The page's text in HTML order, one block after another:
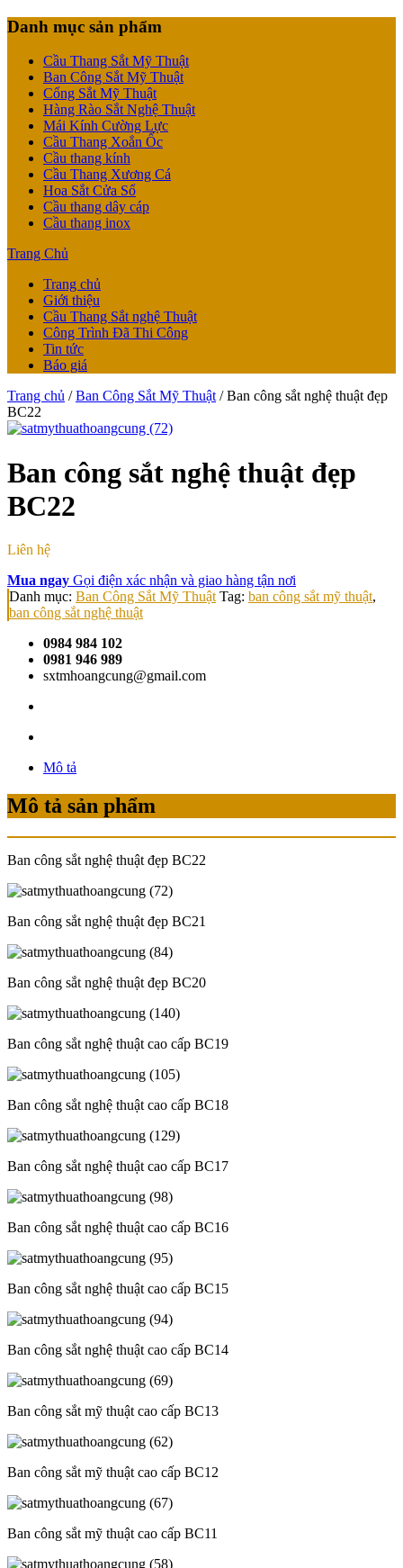
Danh mục sản phẩm
Cầu Thang Sắt Mỹ Thuật
Ban Công Sắt Mỹ Thuật
Cổng Sắt Mỹ Thuật
Hàng Rào Sắt Nghệ Thuật
Mái Kính Cường Lực
Cầu Thang Xoắn Ốc
Cầu thang kính
Cầu Thang Xương Cá
Hoa Sắt Cửa Sổ
Cầu thang dây cáp
Cầu thang inox
Trang Chủ
Trang chủ
Giới thiệu
Cầu Thang Sắt nghệ Thuật
Công Trình Đã Thi Công
Tin tức
Báo giá
Trang chủ /Ban Công Sắt Mỹ Thuật/ Ban công sắt nghệ thuật đẹp
BC22
Ban công sắt nghệ thuật đẹp
BC22
Liên hệ
Mua ngay Gọi điện xác nhận và giao hàng tận nơi
Danh mục: Ban Công Sắt Mỹ Thuật Tag: ban công sắt mỹ thuật,
ban công sắt nghệ thuật
0984 984 102
0981 946 989
sxtmhoangcung@gmail.com
Mô tả
Mô tả sản phẩm
Ban công sắt nghệ thuật đẹp BC22
Ban công sắt nghệ thuật đẹp BC21
Ban công sắt nghệ thuật đẹp BC20
Ban công sắt nghệ thuật cao cấp BC19
Ban công sắt nghệ thuật cao cấp BC18
Ban công sắt nghệ thuật cao cấp BC17
Ban công sắt nghệ thuật cao cấp BC16
Ban công sắt nghệ thuật cao cấp BC15
Ban công sắt nghệ thuật cao cấp BC14
Ban công sắt mỹ thuật cao cấp BC13
Ban công sắt mỹ thuật cao cấp BC12
Ban công sắt mỹ thuật cao cấp BC11